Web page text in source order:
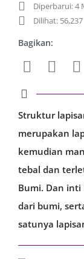
Diperbarui: 4
Dilihat: 56,237
Bagikan:
Struktur
merupakan
kemudian
tebal dan
Bumi. Dan
dari bumi,
satunya